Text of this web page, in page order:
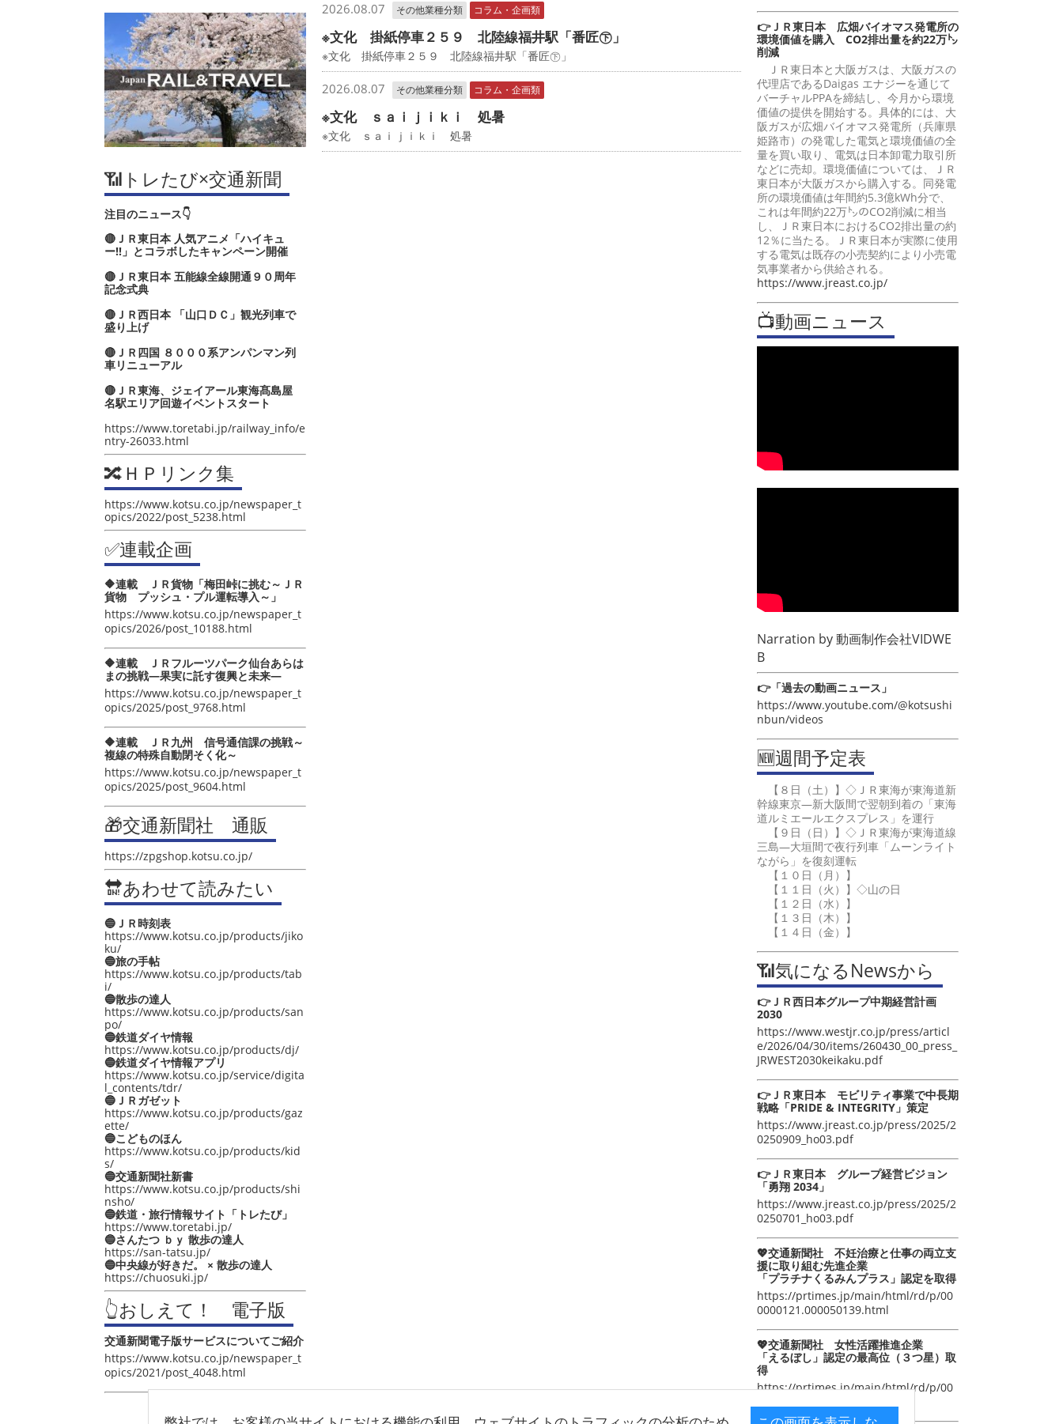
📶トレたび×交通新聞
注目のニュース👇
🔴ＪＲ東日本 人気アニメ「ハイキュ
ー‼」とコラボしたキャンペーン開催
🔴ＪＲ東日本 五能線全線開通９０周年
記念式典
🔴ＪＲ西日本 「山口ＤＣ」観光列車で
盛り上げ
🔴ＪＲ四国 ８０００系アンパンマン列
車リニューアル
🔴ＪＲ東海、ジェイアール東海髙島屋
名駅エリア回遊イベントスタート
https://www.toretabi.jp/railway_info/e
ntry-26033.html
🔀ＨＰリンク集
https://www.kotsu.co.jp/newspaper_t
opics/2022/post_5238.html
✅連載企画
🔶連載 ＪＲ貨物「梅田峠に挑む～ＪＲ
貨物 プッシュ・プル運転導入～」
https://www.kotsu.co.jp/newspaper_t
opics/2026/post_10188.html
🔶連載 ＪＲフルーツパーク仙台あらは
まの挑戦―果実に託す復興と未来―
https://www.kotsu.co.jp/newspaper_t
opics/2025/post_9768.html
🔶連載 ＪＲ九州 信号通信課の挑戦～
複線の特殊自動閉そく化～
https://www.kotsu.co.jp/newspaper_t
opics/2025/post_9604.html
🎁交通新聞社 通販
https://zpgshop.kotsu.co.jp/
🔛あわせて読みたい
🔵ＪＲ時刻表
https://www.kotsu.co.jp/products/jiko
ku/
🔵旅の手帖
https://www.kotsu.co.jp/products/tab
i/
🔵散歩の達人
https://www.kotsu.co.jp/products/san
po/
🔵鉄道ダイヤ情報
https://www.kotsu.co.jp/products/dj/
🔵鉄道ダイヤ情報アプリ
https://www.kotsu.co.jp/service/digita
l_contents/tdr/
🔵ＪＲガゼット
https://www.kotsu.co.jp/products/gaz
ette/
🔵こどものほん
https://www.kotsu.co.jp/products/kid
s/
🔵交通新聞社新書
https://www.kotsu.co.jp/products/shi
nsho/
🔵鉄道・旅行情報サイト「トレたび」
https://www.toretabi.jp/
🔵さんたつ ｂｙ 散歩の達人
https://san-tatsu.jp/
🔵中央線が好きだ。 × 散歩の達人
https://chuosuki.jp/
👆おしえて！ 電子版
交通新聞電子版サービスについてご紹介
https://www.kotsu.co.jp/newspaper_t
opics/2021/post_4048.html
2026.08.07 その他業種分類 コラム・企画類
※文化 掛紙停車２５９ 北陸線福井駅「番匠㊦」
※文化 掛紙停車２５９ 北陸線福井駅「番匠㊦」
2026.08.07 その他業種分類 コラム・企画類
※文化 ｓａｉｊｉｋｉ 処暑
※文化 ｓａｉｊｉｋｉ 処暑
👉ＪＲ東日本 広畑バイオマス発電所の
環境価値を購入 CO2排出量を約22万㌧
削減
ＪＲ東日本と大阪ガスは、大阪ガスの
代理店であるDaigas エナジーを通じて
バーチャルPPAを締結し、今月から環境
価値の提供を開始する。具体的には、大
阪ガスが広畑バイオマス発電所（兵庫県
姫路市）の発電した電気と環境価値の全
量を買い取り、電気は日本卸電力取引所
などに売却。環境価値については、ＪＲ
東日本が大阪ガスから購入する。同発電
所の環境価値は年間約5.3億kWh分で、
これは年間約22万㌧のCO2削減に相当
し、ＪＲ東日本におけるCO2排出量の約
12％に当たる。ＪＲ東日本が実際に使用
する電気は既存の小売契約により小売電
気事業者から供給される。
https://www.jreast.co.jp/
📺動画ニュース
Narration by動画制作会社VIDWE
B
👉「過去の動画ニュース」
https://www.youtube.com/@kotsushi
nbun/videos
🆕週間予定表
【８日（土）】◇ＪＲ東海が東海道新
幹線東京―新大阪間で翌朝到着の「東海
道ルミエールエクスプレス」を運行
【９日（日）】◇ＪＲ東海が東海道線
三島―大垣間で夜行列車「ムーンライト
ながら」を復刻運転
【１０日（月）】
【１１日（火）】◇山の日
【１２日（水）】
【１３日（木）】
【１４日（金）】
📶気になるNewsから
👉ＪＲ西日本グループ中期経営計画
2030
https://www.westjr.co.jp/press/articl
e/2026/04/30/items/260430_00_press_
JRWEST2030keikaku.pdf
👉ＪＲ東日本 モビリティ事業で中長期
戦略「PRIDE & INTEGRITY」策定
https://www.jreast.co.jp/press/2025/2
0250909_ho03.pdf
👉ＪＲ東日本 グループ経営ビジョン
「勇翔 2034」
https://www.jreast.co.jp/press/2025/2
0250701_ho03.pdf
💖交通新聞社 不妊治療と仕事の両立支
援に取り組む先進企業
「プラチナくるみんプラス」認定を取得
https://prtimes.jp/main/html/rd/p/00
0000121.000050139.html
💖交通新聞社 女性活躍推進企業
「えるぼし」認定の最高位（３つ星）取
得
https://prtimes.jp/main/html/rd/p/00